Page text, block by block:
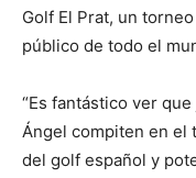
Golf El Prat, un
público de todo el
“Es fantástico ver
Ángel compiten en el
del golf español y